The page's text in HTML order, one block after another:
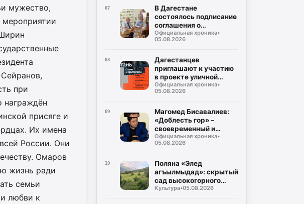
мужество,
мероприятии
при
награждён
присяге и
Их имена
России. Они
Омаров
жизнь ради
семьи
любви к
07
В Дагестане
состоялось подписание
соглашения о
совместном контроле
за предстоящими
Официальная хроника•
05.08.2026
08
Дагестанцев
приглашают к участию
в проекте уличной
культуры и спорта
«КАРДО»
Официальная хроника•
05.08.2026
09
Магомед Бисавалиев:
«Доблесть гор» –
своевременный и
долгожданный ответ на
злободневные вопросы
Официальная хроника•
05.08.2026
10
Поляна «Элед
агъылмыдад»: скрытый
сад высокогорного
Дагестана
Культура•05.08.2026